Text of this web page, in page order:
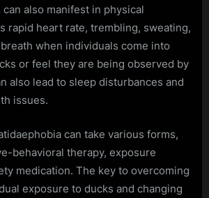
also manifest in physical
rapid heart rate, trembling, sweating,
when individuals come into
or feel they are being observed by
also lead to sleep disturbances and
issues.
can take various forms,
behavioral therapy, exposure
medication. The key to overcoming
exposure to ducks and changing